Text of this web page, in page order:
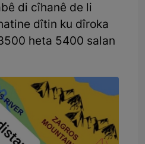
di cîhanê de li
dîtin ku dîroka
heta 5400 salan